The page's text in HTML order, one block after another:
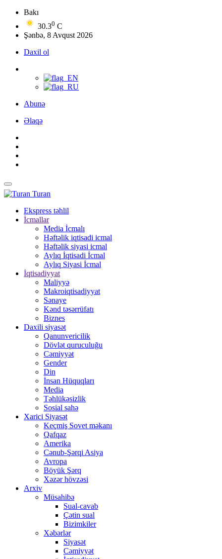
Bakı
30.30 C
Şənbə, 8 Avqust 2026
Daxil ol
Abunə
Əlaqə
Turan
Ekspress təhlil
İcmallar
Media İcmalı
Həftəlik iqtisadi icmal
Həftəlik siyasi icmal
Aylıq İqtisadi İcmal
Aylıq Siyasi İcmal
İqtisadiyyat
Maliyyə
Makroiqtisadiyyat
Sənaye
Kənd təsərrüfatı
Biznes
Daxili siyasət
Qanunvericilik
Dövlət quruculuğu
Cəmiyyət
Gender
Din
İnsan Hüquqları
Media
Təhlükəsizlik
Sosial sahə
Xarici Siyasət
Keçmiş Sovet məkanı
Qafqaz
Amerika
Cənub-Şərqi Asiya
Avropa
Böyük Şərq
Xəzər hövzəsi
Arxiv
Müsahibə
Sual-cavab
Çətin sual
Bizimkiler
Xəbərlər
Siyasət
Cəmiyyət